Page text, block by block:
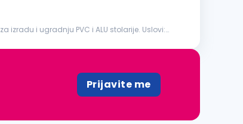
za izradu i ugradnju PVC i ALU stolarije. Uslovi:
Prijavite me